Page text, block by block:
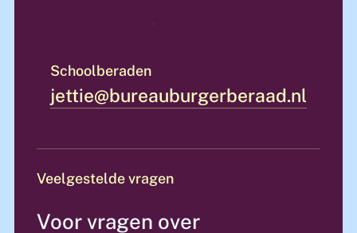
Schoolberaden
jettie@bureauburgerberaad.nl
Veelgestelde vragen
Voor vragen over